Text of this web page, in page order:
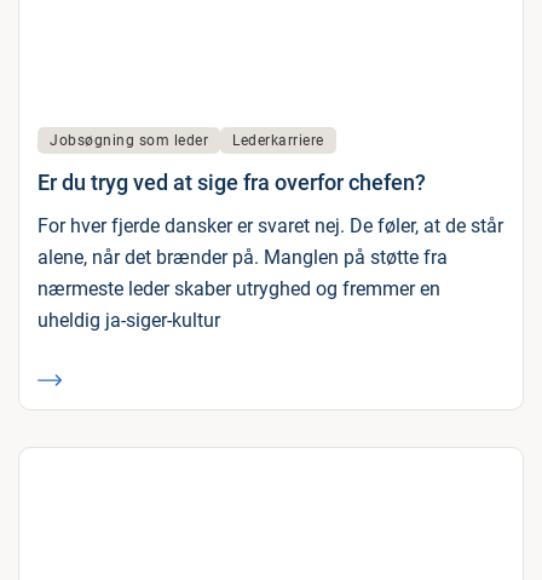
Jobsøgning som leder Lederkarriere
Er du tryg ved at sige fra overfor chefen?
For hver fjerde dansker er svaret nej. De føler, at de står
alene, når det brænder på. Manglen på støtte fra
nærmeste leder skaber utryghed og fremmer en
uheldig ja-siger-kultur